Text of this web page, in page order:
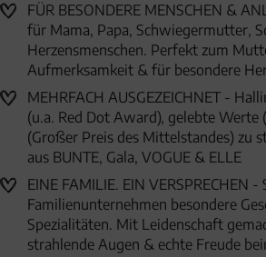
FÜR BESONDERE MENSCHEN &
für Mama, Papa, Schwiegermutter,
Herzensmenschen. Perfekt zum
Aufmerksamkeit & für besondere
MEHRFACH AUSGEZEICHNET -
(u.a. Red Dot Award), gelebte
(Großer Preis des Mittelstandes) zu
aus BUNTE, Gala, VOGUE & ELLE
EINE FAMILIE. EIN VERSPRECHEN
Familienunternehmen besondere
Spezialitäten. Mit Leidenschaft
strahlende Augen & echte Freude